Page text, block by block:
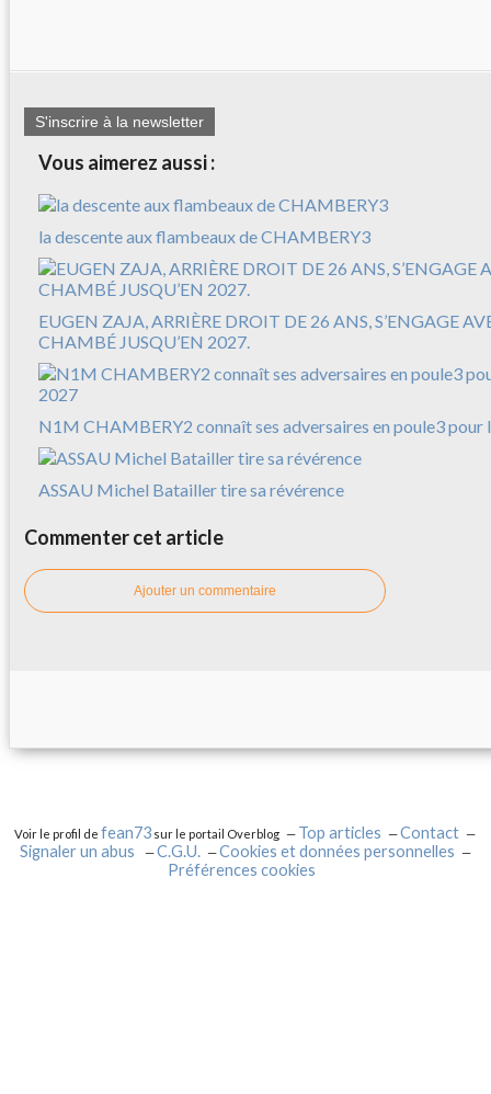
S'inscrire à la newsletter
Vous aimerez aussi :
la descente aux flambeaux de CHAMBERY3
EUGEN ZAJA, ARRIÈRE DROIT DE 26 ANS, S’ENGAGE
CHAMBÉ JUSQU’EN 2027.
N1M CHAMBERY2 connaît ses adversaires en poule3 pour
ASSAU Michel Batailler tire sa révérence
Commenter cet article
Ajouter un commentaire
Voir le profil defean73 sur le portail Overblog Top articles
Contact
Signaler un abus
C.G.U.
Cookies et données personnelles
Préférences cookies